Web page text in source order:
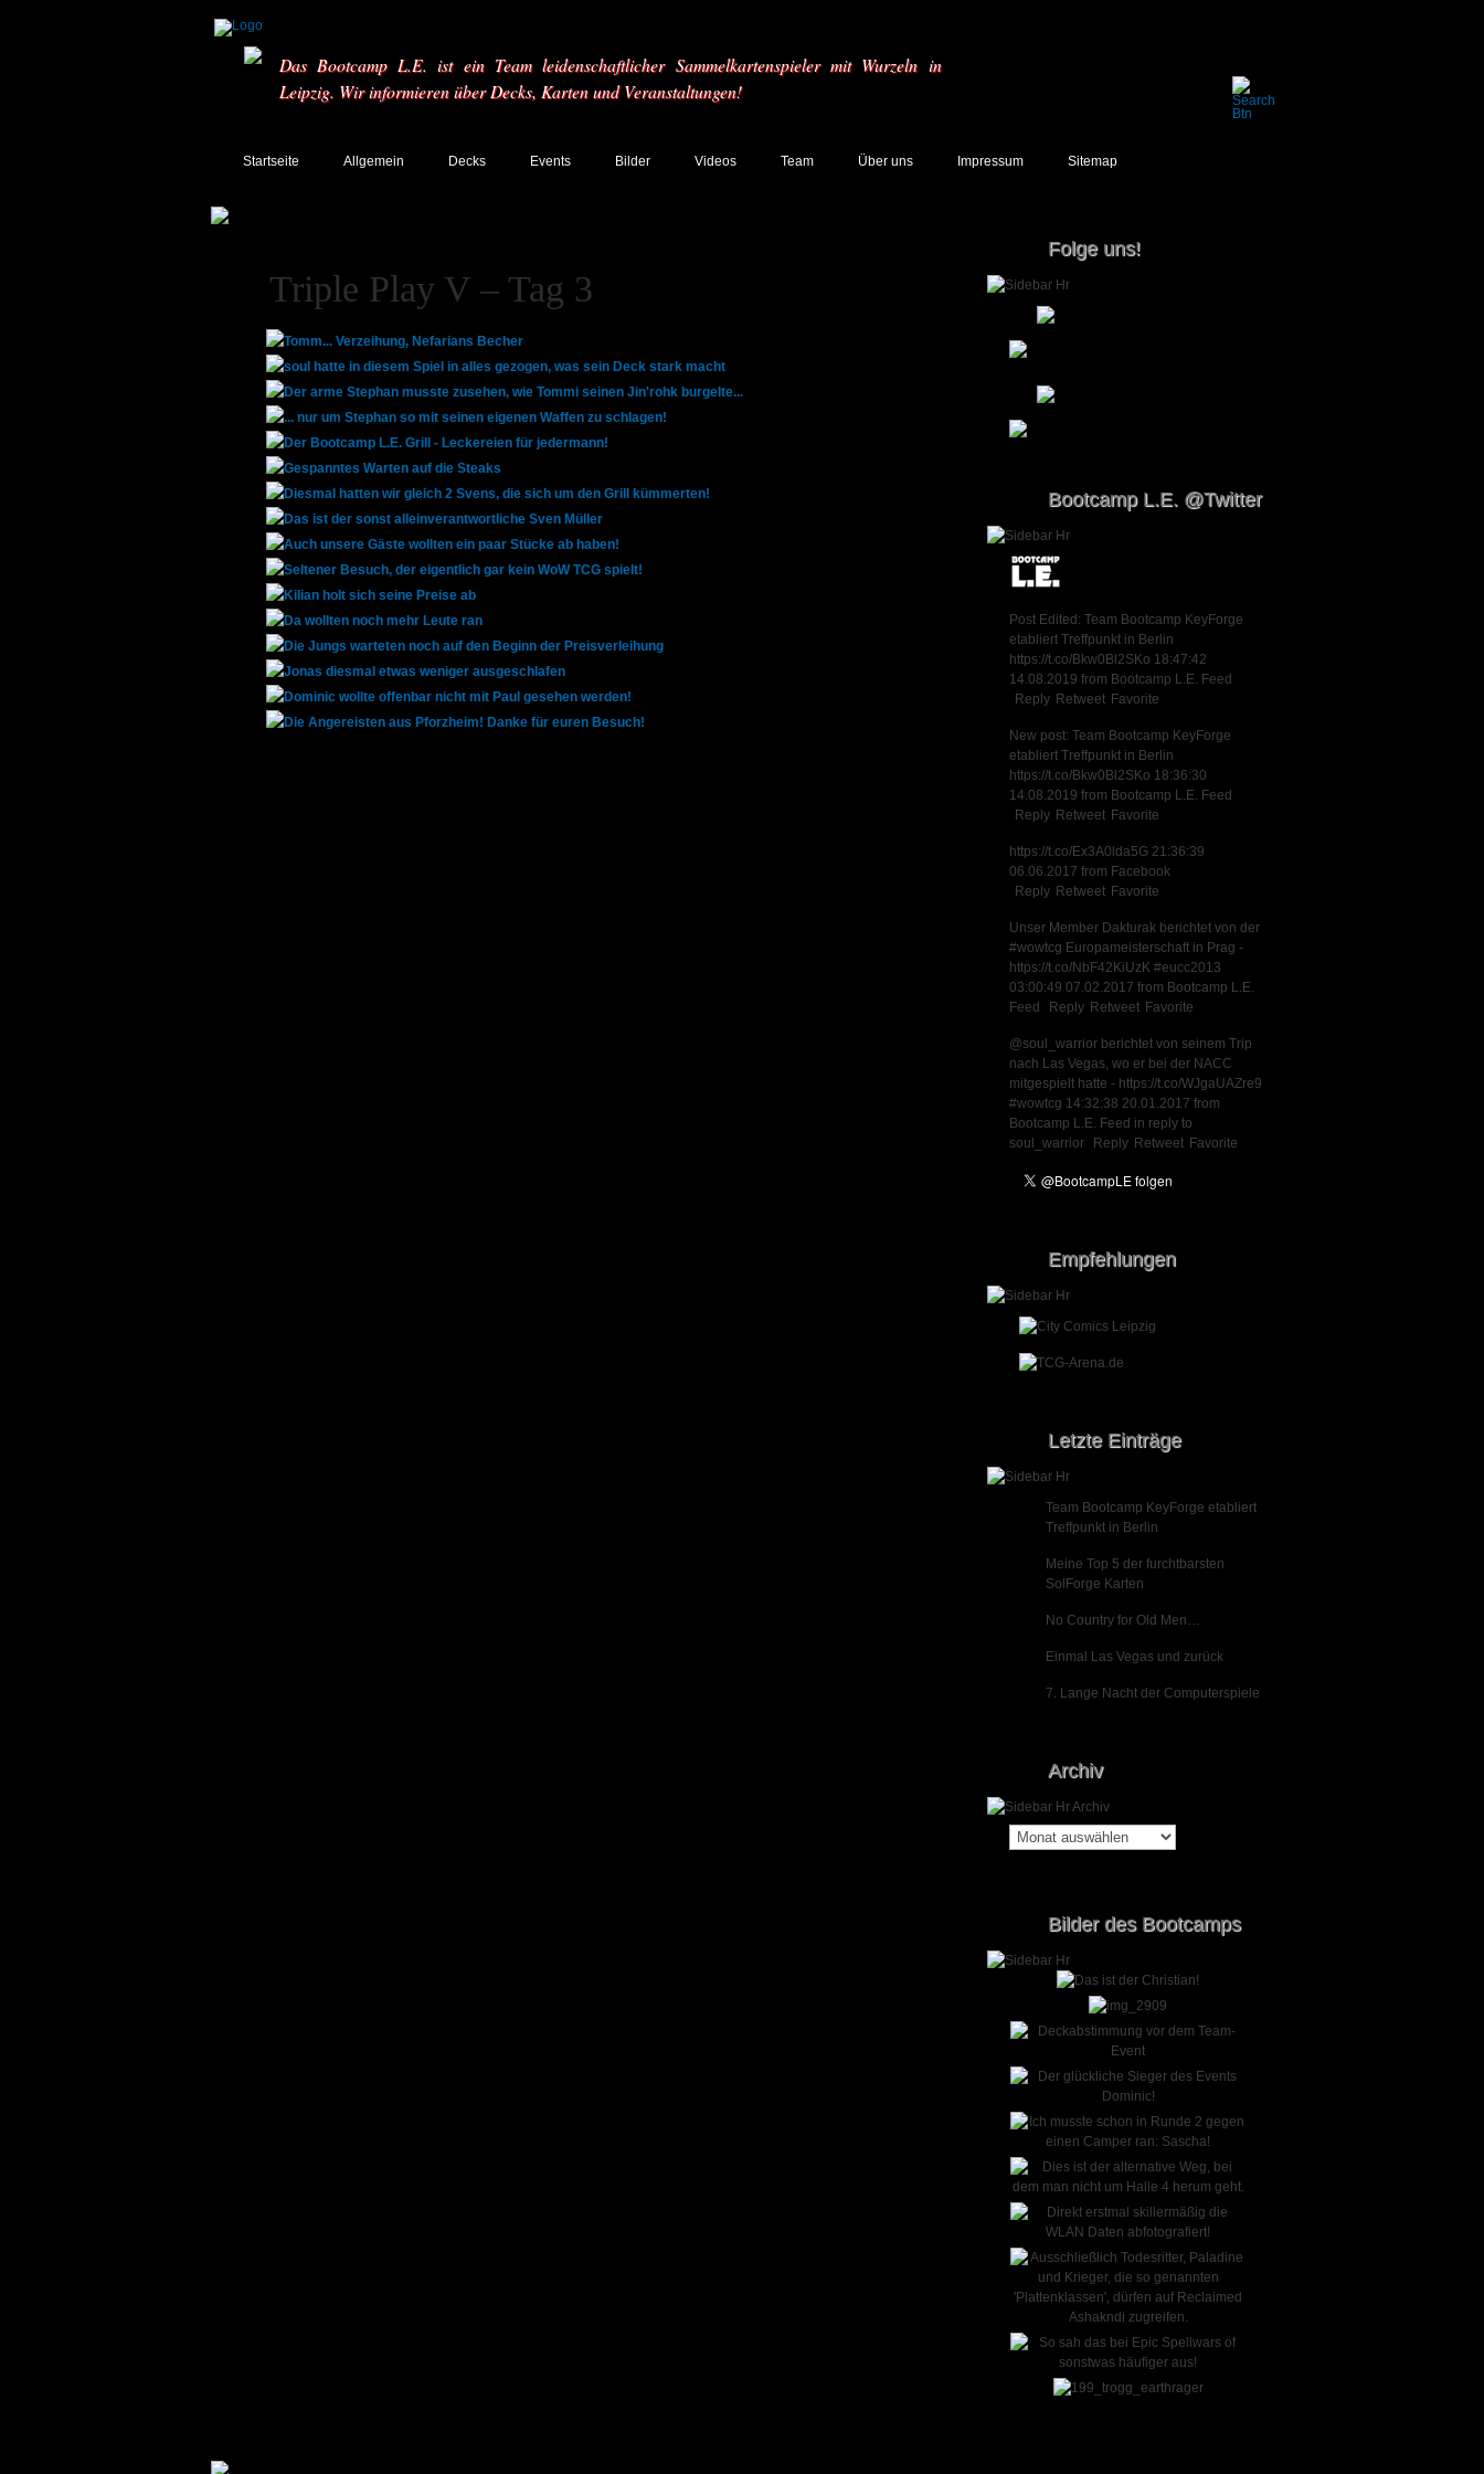
Das Bootcamp L.E. ist ein Team leidenschaftlicher Sammelkartenspieler mit Wurzeln in
Leipzig. Wir informieren über Decks, Karten und Veranstaltungen!
Startseite Allgemein Decks Events Bilder Videos Team Über uns Impressum Sitemap
Triple Play V – Tag 3
Folge uns!
Bootcamp L.E. @Twitter
Post Edited: Team Bootcamp KeyForge
etabliert Treffpunkt in Berlin
https://t.co/Bkw0Bl2SKo 18:47:42
14.08.2019 from Bootcamp L.E. Feed
Reply Retweet Favorite
New post: Team Bootcamp KeyForge
etabliert Treffpunkt in Berlin
https://t.co/Bkw0Bl2SKo 18:36:30
14.08.2019 from Bootcamp L.E. Feed
Reply Retweet Favorite
https://t.co/Ex3A0lda5G 21:36:39
06.06.2017 from Facebook
Reply Retweet Favorite
Unser Member Dakturak berichtet von der
#wowtcg Europameisterschaft in Prag -
https://t.co/NbF42KiUzK #eucc2013
03:00:49 07.02.2017 from Bootcamp L.E.
Feed
Reply Retweet Favorite
@soul_warriorberichtet von seinem Trip
nach Las Vegas, wo er bei der NACC
mitgespielt hatte - https://t.co/WJgaUAZre9
#wowtcg 14:32:38 20.01.2017 from
Bootcamp L.E. Feed in reply to
soul_warrior
Reply Retweet Favorite
Empfehlungen
Letzte Einträge
Team Bootcamp KeyForge etabliert
Treffpunkt in Berlin
Meine Top 5 der furchtbarsten
SolForge Karten
No Country for Old Men…
Einmal Las Vegas und zurück
7. Lange Nacht der Computerspiele
Archiv
Archiv
Bilder des Bootcamps